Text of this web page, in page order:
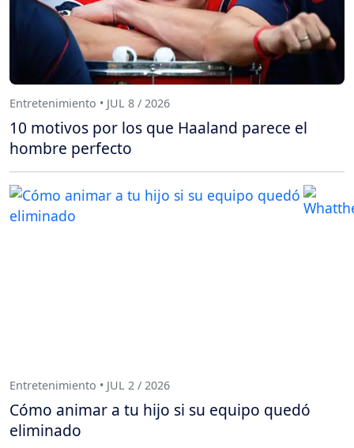
Entretenimiento • JUL 8 / 2026
10 motivos por los que Haaland parece el
hombre perfecto
Entretenimiento • JUL 2 / 2026
Cómo animar a tu hijo si su equipo quedó
eliminado